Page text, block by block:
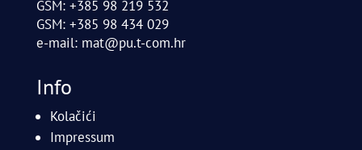
GSM: +385 98 219 532
GSM: +385 98 434 029
e-mail: mat@pu.t-com.hr
Info
Kolačići
Impressum